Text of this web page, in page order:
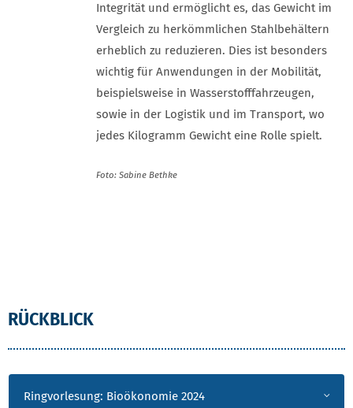
Integrität und ermöglicht es, das Gewicht im
Vergleich zu herkömmlichen Stahlbehältern
erheblich zu reduzieren. Dies ist besonders
wichtig für Anwendungen in der Mobilität,
beispielsweise in Wasserstofffahrzeugen,
sowie in der Logistik und im Transport, wo
jedes Kilogramm Gewicht eine Rolle spielt.
Foto: Sabine Bethke
RÜCKBLICK
Ringvorlesung: Bioökonomie 2024